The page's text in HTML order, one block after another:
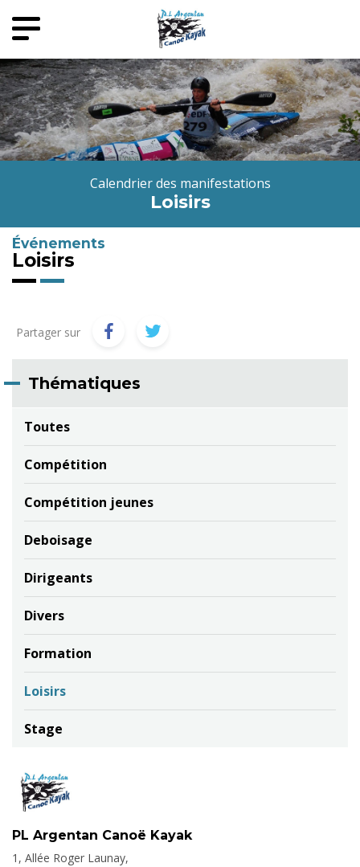
Calendrier des manifestations
Loisirs
Événements
Loisirs
Partager sur
Thématiques
Toutes
Compétition
Compétition jeunes
Deboisage
Dirigeants
Divers
Formation
Loisirs
Stage
PL Argentan Canoë Kayak
1, Allée Roger Launay,